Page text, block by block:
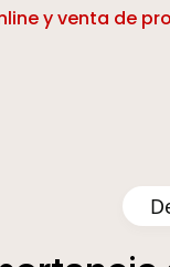
y venta de